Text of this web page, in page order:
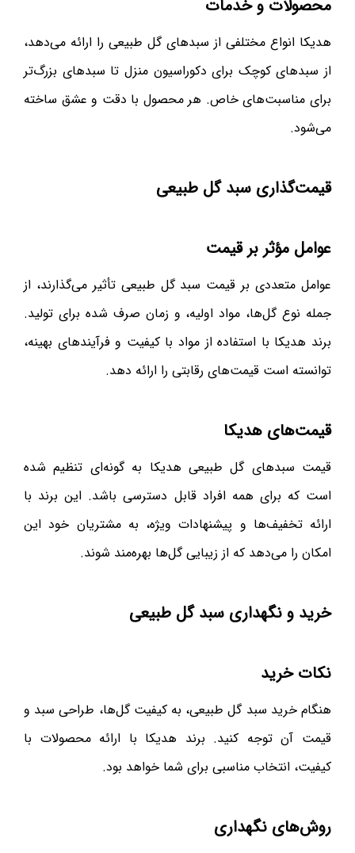
محصولات و خدمات
هدیکا انواع مختلفی از سبدهای گل طبیعی را ارائه می‌دهد،
از سبدهای کوچک برای دکوراسیون منزل تا سبدهای بزرگ‌تر
برای مناسبت‌های خاص. هر محصول با دقت و عشق ساخته
می‌شود.
قیمت‌گذاری سبد گل طبیعی
عوامل مؤثر بر قیمت
عوامل متعددی بر قیمت سبد گل طبیعی تأثیر می‌گذارند، از
جمله نوع گل‌ها، مواد اولیه، و زمان صرف شده برای تولید.
برند هدیکا با استفاده از مواد با کیفیت و فرآیندهای بهینه،
توانسته است قیمت‌های رقابتی را ارائه دهد.
قیمت‌های هدیکا
قیمت سبدهای گل طبیعی هدیکا به گونه‌ای تنظیم شده
است که برای همه افراد قابل دسترسی باشد. این برند با
ارائه تخفیف‌ها و پیشنهادات ویژه، به مشتریان خود این
امکان را می‌دهد که از زیبایی گل‌ها بهره‌مند شوند.
خرید و نگهداری سبد گل طبیعی
نکات خرید
هنگام خرید سبد گل طبیعی، به کیفیت گل‌ها، طراحی سبد و
قیمت آن توجه کنید. برند هدیکا با ارائه محصولات با
کیفیت، انتخاب مناسبی برای شما خواهد بود.
روش‌های نگهداری